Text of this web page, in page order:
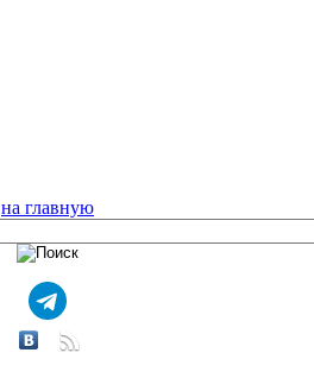
на главную